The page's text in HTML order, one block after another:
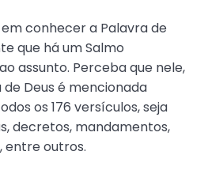
conhecer a Palavra de
que há um Salmo
assunto. Perceba que nele,
de Deus é mencionada
os 176 versículos, seja
decretos, mandamentos,
entre outros.